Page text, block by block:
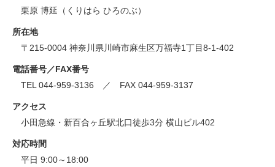
栗原 博延（くりはら ひろのぶ）
所在地
〒215-0004 神奈川県川崎市麻生区万福寺1丁目8-1-402
電話番号／FAX番号
TEL 044-959-3136 ／ FAX 044-959-3137
アクセス
小田急線・新百合ヶ丘駅北口徒歩3分 横山ビル402
対応時間
平日 9:00～18:00